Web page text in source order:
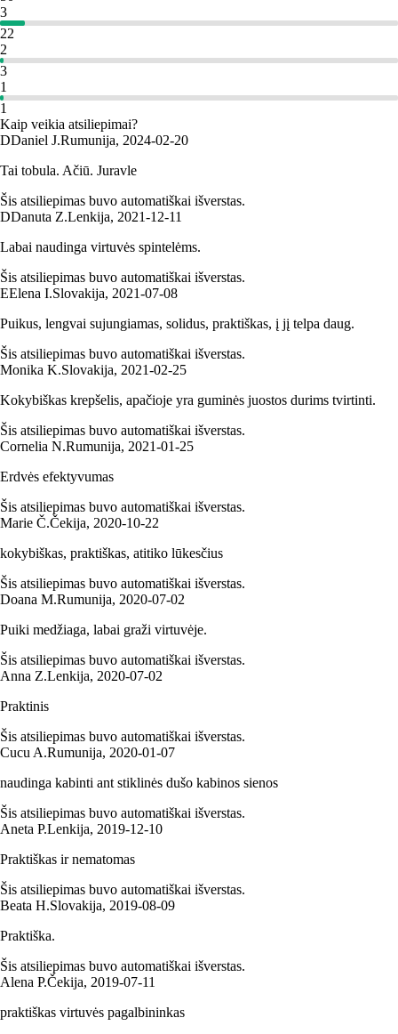
3
22
2
3
1
1
Kaip veikia atsiliepimai?
DDaniel J.Rumunija, 2024‑02‑20
Tai tobula. Ačiū. Juravle
Šis atsiliepimas buvo automatiškai išverstas.
DDanuta Z.Lenkija, 2021‑12‑11
Labai naudinga virtuvės spintelėms.
Šis atsiliepimas buvo automatiškai išverstas.
EElena I.Slovakija, 2021‑07‑08
Puikus, lengvai sujungiamas, solidus, praktiškas, į jį telpa daug.
Šis atsiliepimas buvo automatiškai išverstas.
Monika K.Slovakija, 2021‑02‑25
Kokybiškas krepšelis, apačioje yra guminės juostos durims tvirtinti.
Šis atsiliepimas buvo automatiškai išverstas.
Cornelia N.Rumunija, 2021‑01‑25
Erdvės efektyvumas
Šis atsiliepimas buvo automatiškai išverstas.
Marie Č.Čekija, 2020‑10‑22
kokybiškas, praktiškas, atitiko lūkesčius
Šis atsiliepimas buvo automatiškai išverstas.
Doana M.Rumunija, 2020‑07‑02
Puiki medžiaga, labai graži virtuvėje.
Šis atsiliepimas buvo automatiškai išverstas.
Anna Z.Lenkija, 2020‑07‑02
Praktinis
Šis atsiliepimas buvo automatiškai išverstas.
Cucu A.Rumunija, 2020‑01‑07
naudinga kabinti ant stiklinės dušo kabinos sienos
Šis atsiliepimas buvo automatiškai išverstas.
Aneta P.Lenkija, 2019‑12‑10
Praktiškas ir nematomas
Šis atsiliepimas buvo automatiškai išverstas.
Beata H.Slovakija, 2019‑08‑09
Praktiška.
Šis atsiliepimas buvo automatiškai išverstas.
Alena P.Čekija, 2019‑07‑11
praktiškas virtuvės pagalbininkas